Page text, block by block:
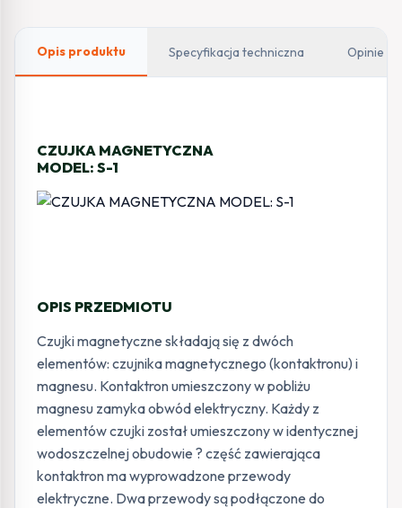
Opis produktu Specyfikacja techniczna Opinie
CZUJKA MAGNETYCZNA
MODEL: S-1
OPIS PRZEDMIOTU
Czujki magnetyczne składają się z dwóch
elementów: czujnika magnetycznego (kontaktronu) i
magnesu. Kontaktron umieszczony w pobliżu
magnesu zamyka obwód elektryczny. Każdy z
elementów czujki został umieszczony w identycznej
wodoszczelnej obudowie ? część zawierająca
kontaktron ma wyprowadzone przewody
elektryczne. Dwa przewody są podłączone do